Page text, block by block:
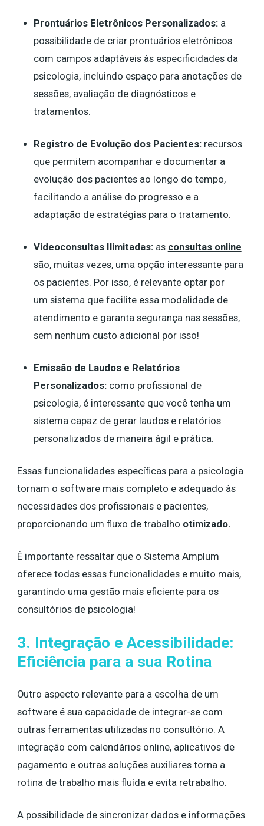
Prontuários Eletrônicos Personalizados:a
possibilidade de criar prontuários eletrônicos
com campos adaptáveis às especificidades da
psicologia, incluindo espaço para anotações de
sessões, avaliação de diagnósticos e
tratamentos.
Registro de Evolução dos Pacientes:recursos
que permitem acompanhar e documentar a
evolução dos pacientes ao longo do tempo,
facilitando a análise do progresso e a
adaptação de estratégias para o tratamento.
Videoconsultas Ilimitadas: as consultas online
são, muitas vezes, uma opção interessante para
os pacientes. Por isso, é relevante optar por
um sistema que facilite essa modalidade de
atendimento e garanta segurança nas sessões,
sem nenhum custo adicional por isso!
Emissão de Laudos e Relatórios
Personalizados:como profissional de
psicologia, é interessante que você tenha um
sistema capaz de gerar laudos e relatórios
personalizados de maneira ágil e prática.
Essas funcionalidades específicas para a psicologia
tornam o software mais completo e adequado às
necessidades dos profissionais e pacientes,
proporcionando um fluxo de trabalho otimizado.
É importante ressaltar que o Sistema Amplum
oferece todas essas funcionalidades e muito mais,
garantindo uma gestão mais eficiente para os
consultórios de psicologia!
3. Integração e Acessibilidade:
Eficiência para a sua Rotina
Outro aspecto relevante para a escolha de um
software é sua capacidade de integrar-se com
outras ferramentas utilizadas no consultório. A
integração com calendários online, aplicativos de
pagamento e outras soluções auxiliares torna a
rotina de trabalho mais fluída e evita retrabalho.
A possibilidade de sincronizar dados e informações